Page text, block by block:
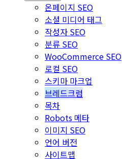
온페이지 SEO
소셜 미디어 태그
작성자 SEO
분류 SEO
WooCommerce SEO
로컬 SEO
스키마 마크업
브레드크럼
목차
Robots 메타
이미지 SEO
언어 버전
사이트맵